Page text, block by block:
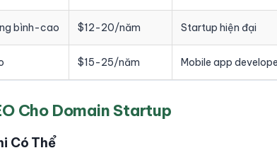
bình-cao $12-20/năm Startup hiện đại
$15-25/năm Mobile app
Cho Domain Startup
Có Thể